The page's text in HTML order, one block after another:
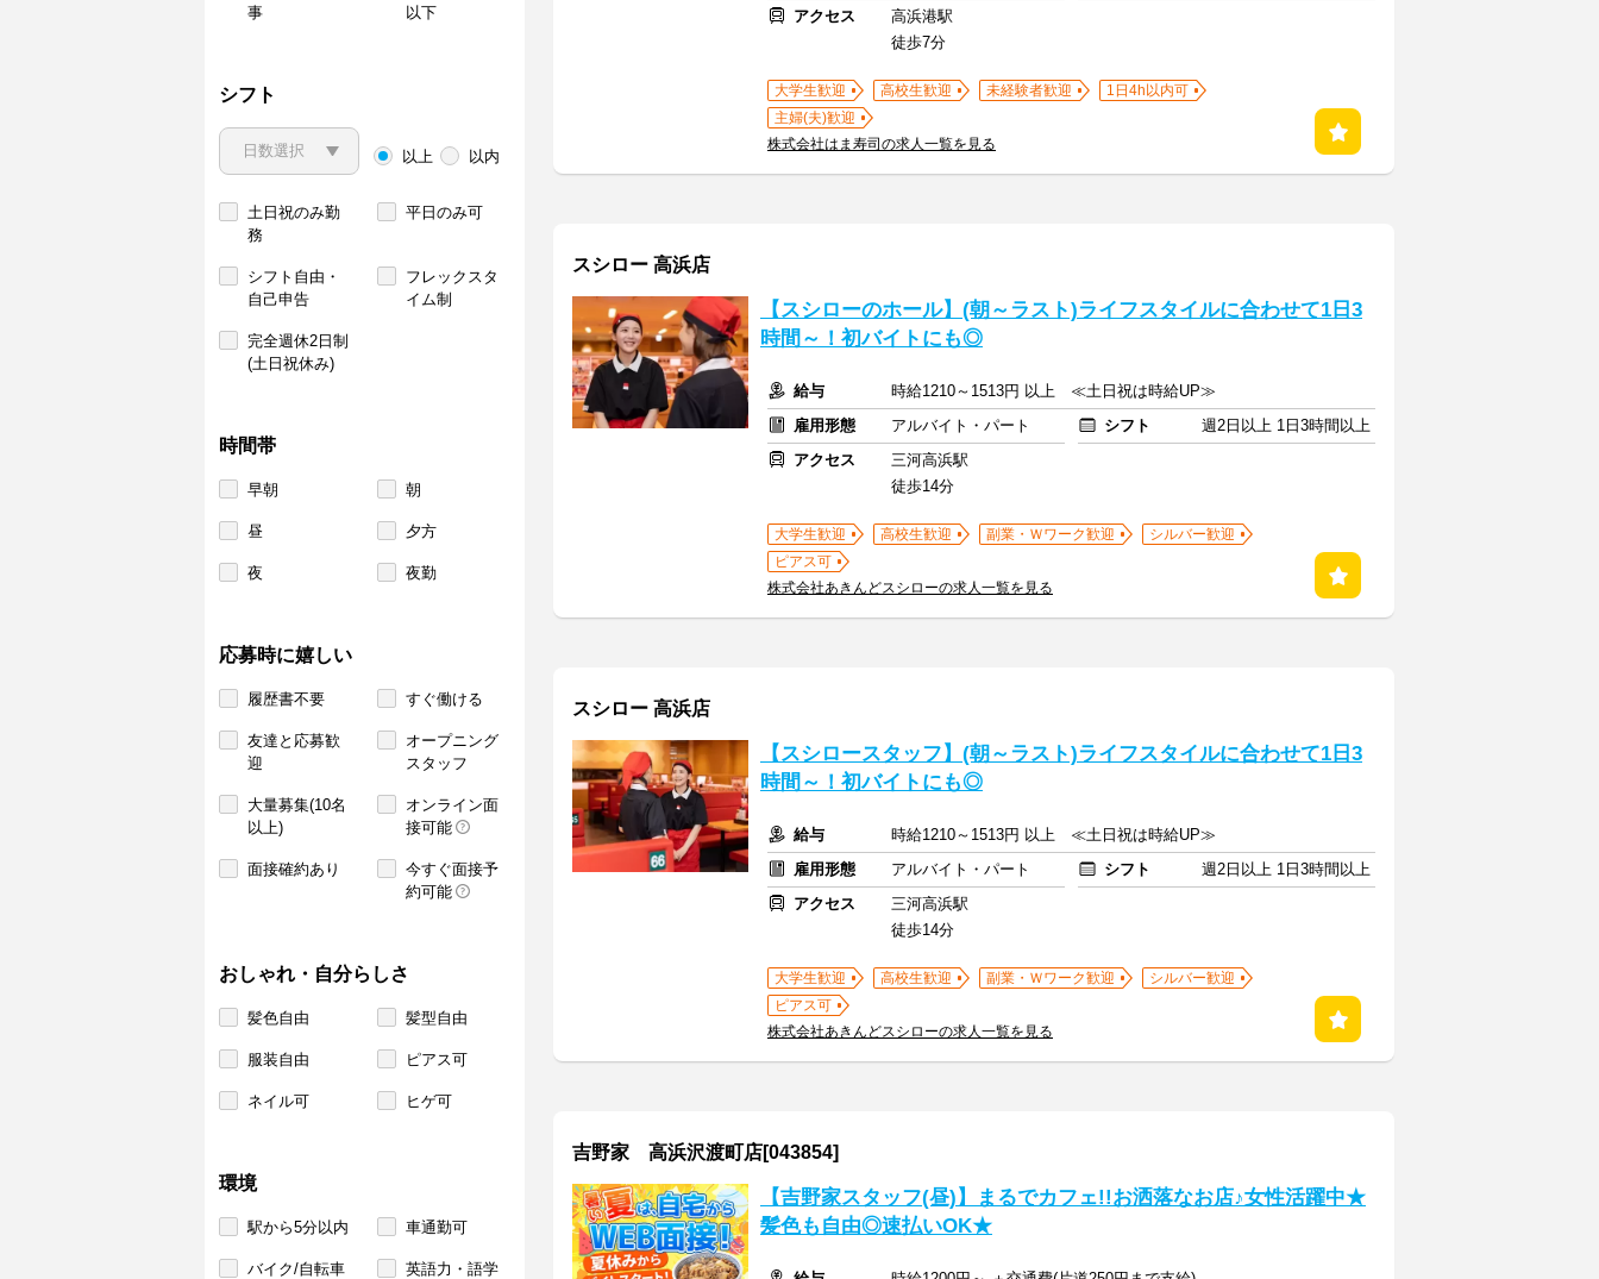
事
以下
シフト
以上 以内
土日祝のみ勤
務
平日のみ可
シフト自由・
自己申告
フレックスタ
イム制
完全週休2日制
(土日祝休み)
時間帯
早朝 朝
昼 夕方
夜 夜勤
応募時に嬉しい
履歴書不要 すぐ働ける
友達と応募歓
迎
オープニング
スタッフ
大量募集(10名
以上)
オンライン面
接可能
面接確約あり
今すぐ面接予
約可能
おしゃれ・自分らしさ
髪色自由 髪型自由
服装自由 ピアス可
ネイル可 ヒゲ可
環境
駅から5分以内 車通勤可
バイク/自転車 英語力・語学
アクセス
高浜港駅
徒歩7分
大学生歓迎 高校生歓迎 未経験者歓迎
1日4h以内可
主婦(夫)歓迎
株式会社はま寿司の求人一覧を見る
スシロー 高浜店
【スシローのホール】(朝～ラスト)ライフスタイルに合わせて1日3
時間～！初バイトにも◎
給与
時給1210～1513円 以上 ≪土日祝は時給UP≫
雇用形態
アルバイト・パート シフト
週2日以上 1日3時間以上
アクセス
三河高浜駅
徒歩14分
大学生歓迎 高校生歓迎 副業・Ｗワーク歓迎
シルバー歓迎
ピアス可
株式会社あきんどスシローの求人一覧を見る
スシロー 高浜店
【スシロースタッフ】(朝～ラスト)ライフスタイルに合わせて1日3
時間～！初バイトにも◎
給与
時給1210～1513円 以上 ≪土日祝は時給UP≫
雇用形態
アルバイト・パート シフト
週2日以上 1日3時間以上
アクセス
三河高浜駅
徒歩14分
大学生歓迎 高校生歓迎 副業・Ｗワーク歓迎
シルバー歓迎
ピアス可
株式会社あきんどスシローの求人一覧を見る
吉野家 高浜沢渡町店[043854]
【吉野家スタッフ(昼)】まるでカフェ!!お洒落なお店♪女性活躍中★
髪色も自由◎速払いOK★